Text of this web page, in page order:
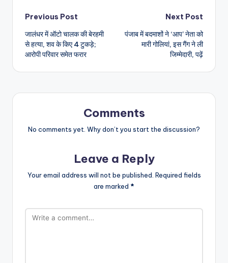
Post
navigation
Previous Post
जालंधर में ऑटो चालक की बेरहमी
से हत्या, शव के किए 4 टुकड़े;
आरोपी परिवार समेत फरार
Next Post
पंजाब में बदमाशों ने ‘आप’ नेता को
मारी गोलियां, इस गैंग ने ली
जिम्मेदारी, पढ़ें
Comments
No comments yet. Why don’t you start the discussion?
Leave a Reply
Your email address will not be published. Required fields
are marked *